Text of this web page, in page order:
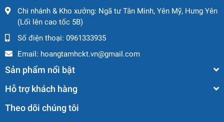
Chi nhánh & Kho xưởng: Ngã tư Tân Minh, Yên Mỹ, Hưng Yên
(Lối lên cao tốc 5B)
Số điện thoại: 0961333935
Email: hoangtamhckt.vn@gmail.com
Sản phẩm nổi bật
Hỗ trợ khách hàng
Theo dõi chúng tôi